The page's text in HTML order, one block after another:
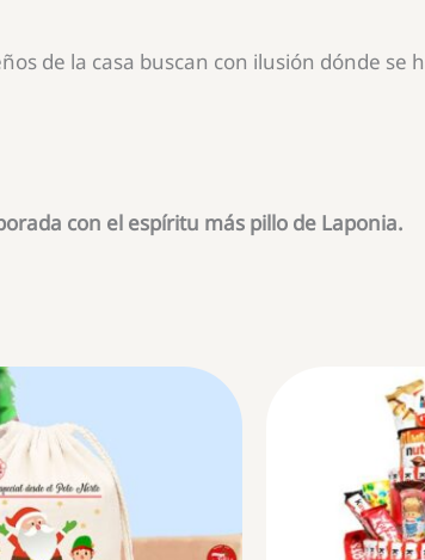
de la casa buscan con ilusión dónde se
con el espíritu más pillo de Laponia.